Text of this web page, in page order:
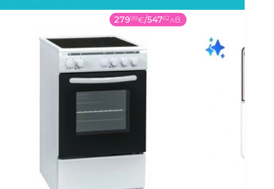
27999€/54762лв.